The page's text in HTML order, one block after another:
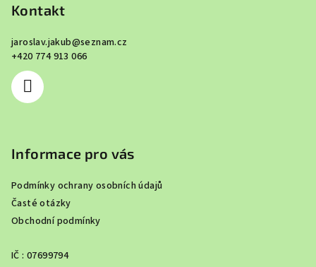
Kontakt
jaroslav.jakub@seznam.cz
+420 774 913 066
Informace pro vás
Podmínky ochrany osobních údajů
Časté otázky
Obchodní podmínky
IČ : 07699794